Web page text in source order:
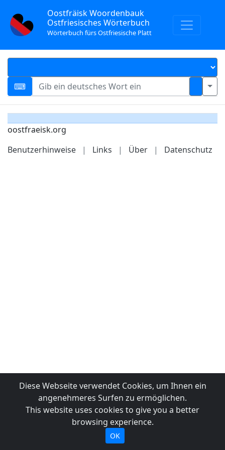
Oostfräisk Woordenbauk
Ostfriesisches Wörterbuch
Wörterbuch fürs Ostfriesische Platt
oostfraeisk.org
Benutzerhinweise
| Links | Über | Datenschutz
Diese Webseite verwendet Cookies, um Ihnen ein
angenehmeres Surfen zu ermöglichen.
This website uses cookies to give you a better
browsing experience.
OK